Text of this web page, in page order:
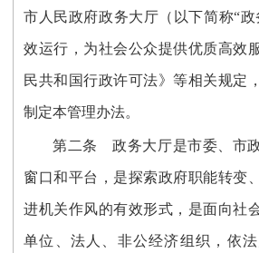
市人民政府政务大厅（以下简称“
效运行，为社会公众提供优质高效
民共和国行政许可法》等相关规定
制定本管理办法。
第二条 政务大厅是市委、市
窗口和平台，是探索政府职能转变
进机关作风的有效形式，是面向社
单位、法人、非公经济组织，依